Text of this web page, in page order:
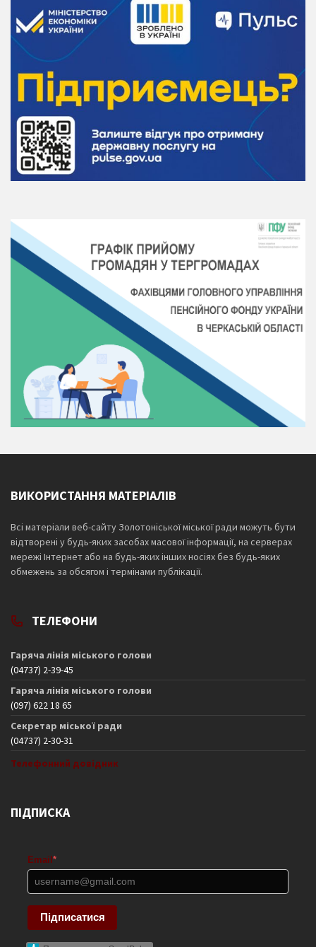
ВИКОРИСТАННЯ МАТЕРІАЛІВ
Всі матеріали веб-сайту Золотоніської міської ради можуть бути
відтворені у будь-яких засобах масової інформації, на серверах
мережі Інтернет або на будь-яких інших носіях без будь-яких
обмежень за обсягом і термінами публікації.
ТЕЛЕФОНИ
Гаряча лінія міського голови
(04737) 2-39-45
Гаряча лінія міського голови
(097) 622 18 65
Секретар міської ради
(04737) 2-30-31
Телефонний довідник
ПІДПИСКА
Email *
Підписатися